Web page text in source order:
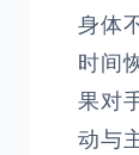
身体
时间
果对
动与